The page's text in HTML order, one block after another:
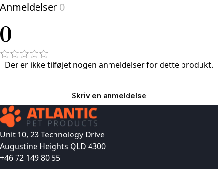
Anmeldelser 0
0
Der er ikke tilføjet nogen anmeldelser for dette produkt.
Skriv en anmeldelse
Unit 10, 23 Technology Drive
Augustine Heights QLD 4300
+46 72 149 80 55